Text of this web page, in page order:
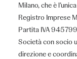
Milano, che è
Registro Imprese
Partita IVA
Società con socio
direzione e